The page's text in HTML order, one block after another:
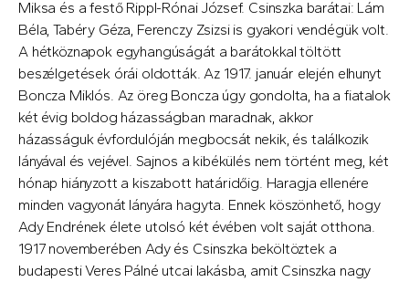
Miksa és a festő Rippl-Rónai József. Csinszka barátai: Lám
Béla, Tabéry Géza, Ferenczy Zsizsi is gyakori vendégük volt.
A hétköznapok egyhangúságát a barátokkal töltött
beszélgetések órái oldották. Az 1917. január elején elhunyt
Boncza Miklós. Az öreg Boncza úgy gondolta, ha a fiatalok
két évig boldog házasságban maradnak, akkor
házasságuk évfordulóján megbocsát nekik, és találkozik
lányával és vejével. Sajnos a kibékülés nem történt meg, két
hónap hiányzott a kiszabott határidőig. Haragja ellenére
minden vagyonát lányára hagyta. Ennek köszönhető, hogy
Ady Endrének élete utolsó két évében volt saját otthona.
1917 novemberében Ady és Csinszka beköltöztek a
budapesti Veres Pálné utcai lakásba, amit Csinszka nagy